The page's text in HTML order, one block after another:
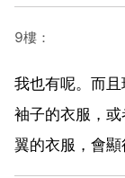
9樓：
我也有呢。而
袖子的衣服，
翼的衣服，會顯